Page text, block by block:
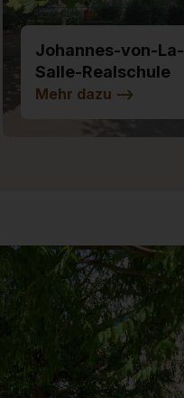
Johannes-von-La-
Salle-Realschule
Illertissen
Mehr dazu -->